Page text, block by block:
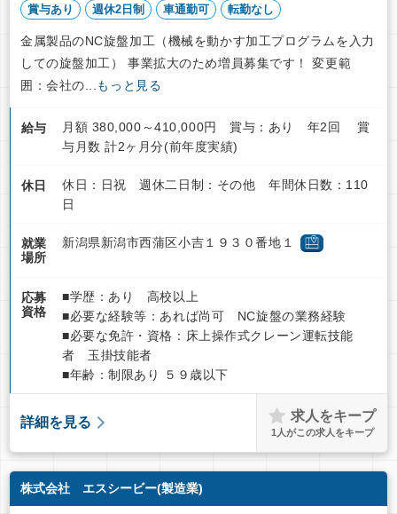
賞与あり 週休2日制 車通勤可 転勤なし
金属製品のNC旋盤加工（機械を動かす加工プログラムを入力
しての旋盤加工） 事業拡大のため増員募集です！ 変更範
囲：会社の... もっと見る
給与
月額 380,000～410,000円 賞与：あり 年2回 賞
与月数 計2ヶ月分(前年度実績)
休日
休日：日祝 週休二日制：その他 年間休日数：110
日
就業
場所
新潟県新潟市西蒲区小吉１９３０番地１
応募
資格
■学歴：あり 高校以上
■必要な経験等：あれば尚可 NC旋盤の業務経験
■必要な免許・資格：床上操作式クレーン運転技能
者 玉掛技能者
■年齢：制限あり ５９歳以下
詳細を見る 求人をキープ
1 人がこの求人をキープ
株式会社 エスシービー(製造業)